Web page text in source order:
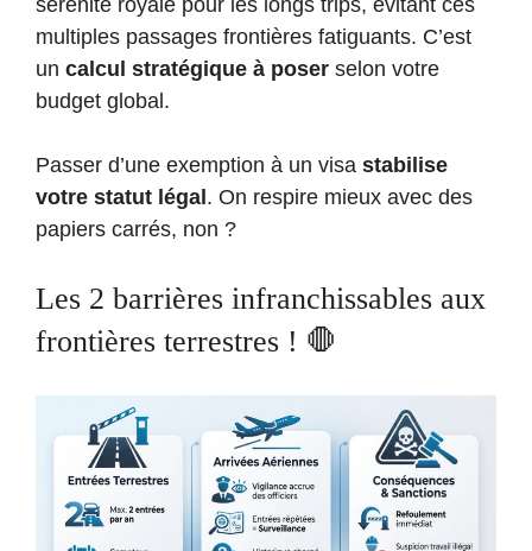
sérénité royale pour les longs trips, évitant ces
multiples passages frontières fatiguants. C’est
un calcul stratégique à poser selon votre
budget global.
Passer d’une exemption à un visa stabilise
votre statut légal . On respire mieux avec des
papiers carrés, non ?
Les 2 barrières infranchissables aux
frontières terrestres ! 🛑